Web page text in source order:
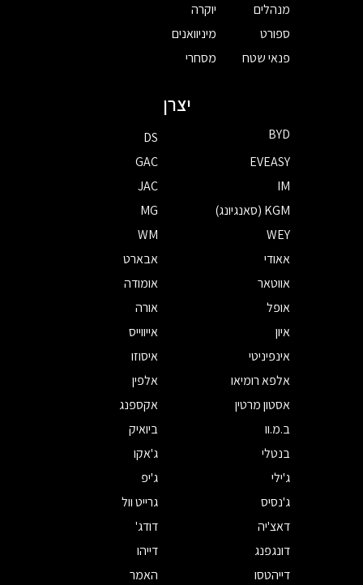
מנהלים
ספורט
פנאי שטח
יוקרה
מיניוואנים
מסחרי
יצרן
BYD
DS
EVEASY
GAC
IM
JAC
KGM (סאנגיונג)
MG
WEY
WM
אאודי
אבארט
אווטאר
אומודה
אופל
אורה
איון
אייווייס
אינפיניטי
איסוזו
אלפא רומיאו
אלפין
אסטון מרטין
אקספנג
ב.מ.וו
ביואיק
בנטלי
ג'אקו
ג'ילי
ג'יפ
ג'נסיס
גרייט וול
דאצ'יה
דודג'
דונגפנג
דייהו
דייהטסו
האמר